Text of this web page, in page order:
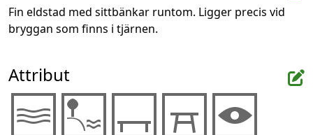
Fin eldstad med sittbänkar runtom. Ligger precis vid
bryggan som finns i tjärnen.
Attribut